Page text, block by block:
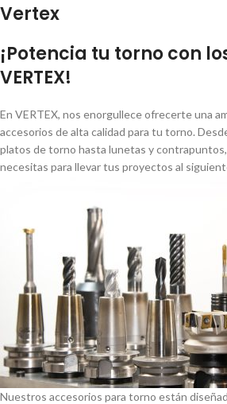
Vertex
¡Potencia tu torno con
VERTEX!
En VERTEX, nos enorgullece ofrecerte una
accesorios de alta calidad para tu torno.
platos de torno hasta lunetas y
necesitas para llevar tus proyectos al
Nuestros accesorios para torno están